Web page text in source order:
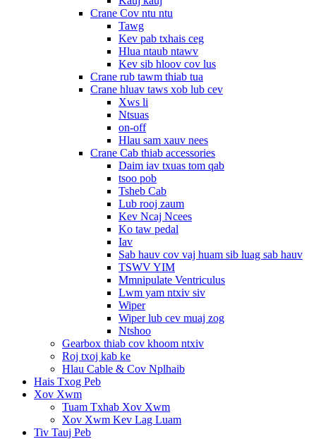
Crane Cov ntu ntu
Tawg
Kev pab txhais ceg
Hlua ntaub ntawv
Kev sib hloov cov lus
Crane rub tawm thiab tua
Crane hluav taws xob lub cev
Xws li
Ntsuas
on-off
Hlau sam xauv nees
Crane Cab thiab accessories
Daim iav txuas tom qab
tsoo pob
Tsheb Cab
Lub rooj zaum
Kev Ncaj Ncees
Ko taw pedal
Iav
Sab hauv cov vaj huam sib luag sab hauv
TSWV YIM
Mmnipulate Ventriculus
Lwm yam ntxiv siv
Wiper
Wiper lub cev muaj zog
Ntshoo
Gearbox thiab cov khoom ntxiv
Roj txoj kab ke
Hlau Cable & Cov Nplhaib
Hais Txog Peb
Xov Xwm
Tuam Txhab Xov Xwm
Xov Xwm Kev Lag Luam
Tiv Tauj Peb